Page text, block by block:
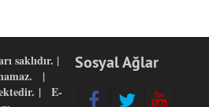
saklıdır. |
|
| E-
Sosyal Ağlar